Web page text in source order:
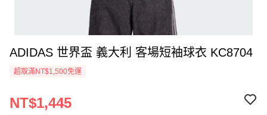
ADIDAS 世界盃 義大利 客場短袖球衣 KC8704
超取滿NT$1,500免運
NT$1,445